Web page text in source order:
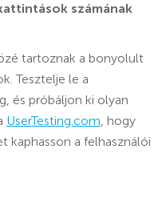
számának
tartoznak a bonyolult
Tesztelje le a
és próbáljon ki olyan
UserTesting.com, hogy
kaphasson a felhasználói